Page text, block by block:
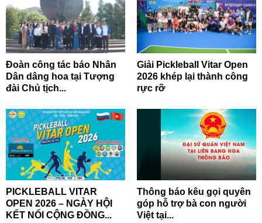
Đoàn công tác báo Nhân
Dân dâng hoa tại Tượng
đài Chủ tịch...
Giải Pickleball Vitar Open
2026 khép lại thành công
rực rỡ
PICKLEBALL VITAR
OPEN 2026 – NGÀY HỘI
KẾT NỐI CỘNG ĐỒNG...
Thông báo kêu gọi quyên
góp hỗ trợ bà con người
Việt tại...